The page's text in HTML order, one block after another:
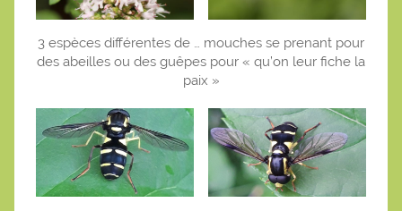
3 espèces différentes de … mouches se prenant pour
des abeilles ou des guêpes pour « qu’on leur fiche la
paix »